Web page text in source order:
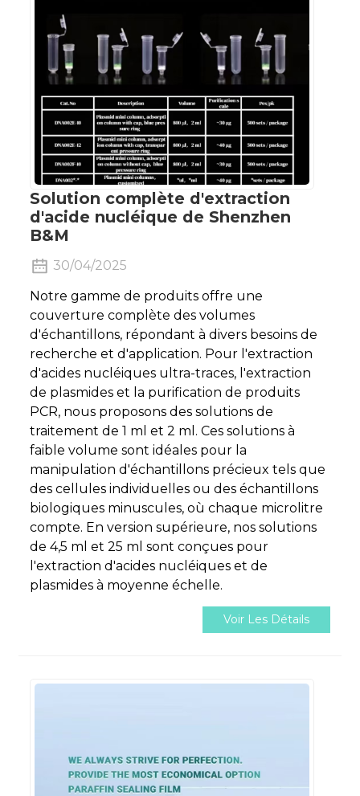
Solution complète d'extraction
d'acide nucléique de Shenzhen
B&M
30/04/2025
Notre gamme de produits offre une
couverture complète des volumes
d'échantillons, répondant à divers besoins de
recherche et d'application. Pour l'extraction
d'acides nucléiques ultra-traces, l'extraction
de plasmides et la purification de produits
PCR, nous proposons des solutions de
traitement de 1 ml et 2 ml. Ces solutions à
faible volume sont idéales pour la
manipulation d'échantillons précieux tels que
des cellules individuelles ou des échantillons
biologiques minuscules, où chaque microlitre
compte. En version supérieure, nos solutions
de 4,5 ml et 25 ml sont conçues pour
l'extraction d'acides nucléiques et de
plasmides à moyenne échelle.
Voir Les Détails